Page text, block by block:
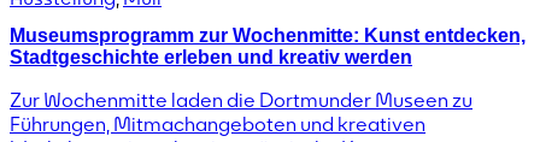
Museumsprogramm zur Wochenmitte: Kunst entdecken,
Stadtgeschichte erleben und kreativ werden
Zur Wochenmitte laden die Dortmunder Museen zu
Führungen, Mitmachangeboten und kreativen